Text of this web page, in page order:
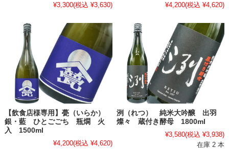
¥3,300(税込 ¥3,630)
¥4,200(税込 ¥4,620)
【飲食店様専用】甍（いらか）
銀・藍 ひとごごち 瓶燗 火
入 1500ml
¥4,200(税込 ¥4,620)
洌（れつ） 純米大吟醸 出羽
燦々 蔵付き酵母 1800ml
¥3,580(税込 ¥3,938)
在庫 2 本